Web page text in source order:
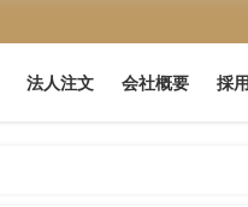
法人注文 会社概要 採